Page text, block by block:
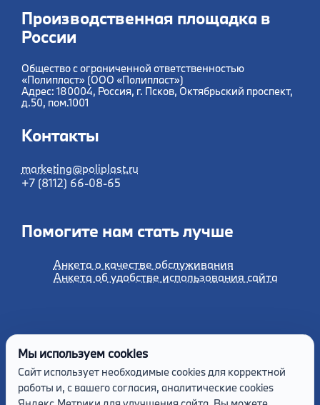
Производственная площадка в
России
Общество с ограниченной ответственностью
«Полипласт» (ООО «Полипласт»)
Адрес: 180004, Россия, г. Псков, Октябрьский проспект,
д.50, пом.1001
Контакты
marketing@poliplast.ru
+7 (8112) 66-08-65
Помогите нам стать лучше
Анкета о качестве обслуживания
Анкета об удобстве использования сайта
Мы используем cookies
Сайт использует необходимые cookies для корректной
работы и, с вашего согласия, аналитические cookies